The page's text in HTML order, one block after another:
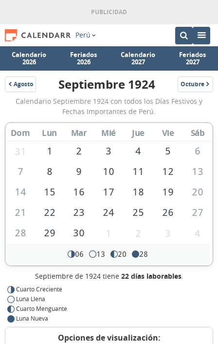
Perú
Calendario
2026
Feriados
2026
Calendario
2027
Feriados
2027
Agosto
1924
Calendario
Septiembre
1924
de
Perú
Septiembre 1924 Octubre
1924
Calendario Septiembre 1924 con todos los Días Festivos y
Fechas Importantes de Perú.
Dom Lun Mar Mié Jue Vie Sáb
31 1 2 3 4 5
6
7
8 9 10 11 12
13
14
15 16 17 18 19
20
21
22 23 24 25 26
27
28
29 30 1 2 3 4
06 13 20 28
Septiembre de 1924 tiene 22 días laborables.
Cuarto Creciente
Luna Llena
Cuarto Menguante
Luna Nueva
Opciones de visualización: